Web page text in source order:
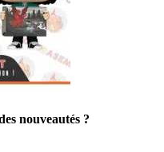
nouveautés ?